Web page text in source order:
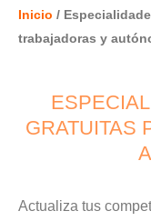
Inicio /
trabajadoras y
GRATUITAS
Actualiza tus